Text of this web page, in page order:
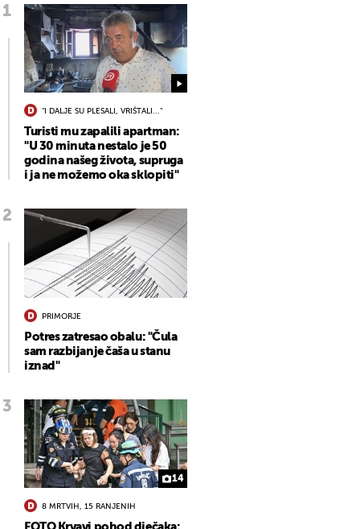
"I DALJE SU PLESALI, VRIŠTALI..."
Turisti mu zapalili apartman:
"U 30 minuta nestalo je 50
godina našeg života, supruga
i ja ne možemo oka sklopiti"
PRIMORJE
Potres zatresao obalu: "Čula
sam razbijanje čaša u stanu
iznad"
14
8 MRTVIH, 15 RANJENIH